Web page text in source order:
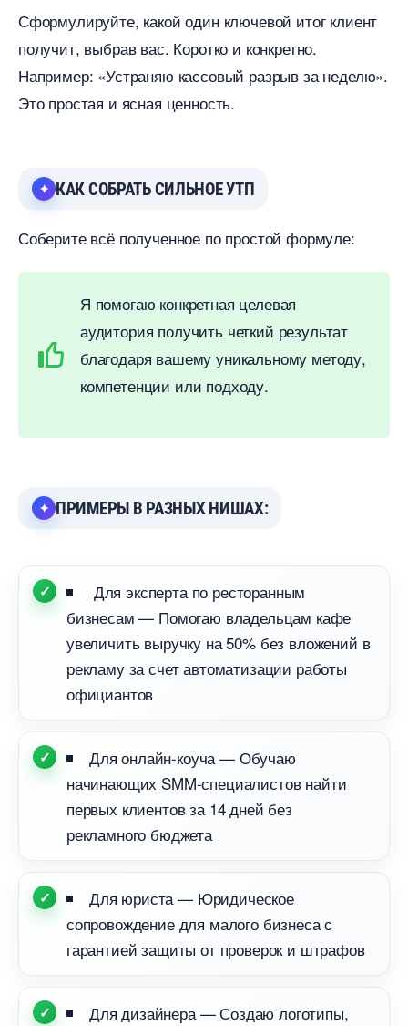
Сформулируйте, какой один ключевой итог клиент
получит, выбрав вас. Коротко и конкретно.
Например: «Устраняю кассовый разрыв за неделю».
Это простая и ясная ценность.
КАК СОБРАТЬ СИЛЬНОЕ УТП
Соберите всё полученное по простой формуле:
Я помогаю конкретная целевая
аудитория получить четкий результат
лагодаря вашему уникальному методу,
компетенции или подходу.
ПРИМЕРЫ В РАЗНЫХ НИШАХ:
Для эксперта по ресторанным
изнесам — Помогаю владельцам кафе
увеличить выручку на 50% без вложений
рекламу за счет автоматизации работы
официанто
Для онлайн-коуча — Обучаю
начинающих SMM-специалистов найти
первых клиентов за 14 дней без
рекламного бюджета
Для юриста — Юридическое
сопровождение для малого бизнеса с
арантией защиты от проверок и штрафо
Для дизайнера — Создаю логотипы,